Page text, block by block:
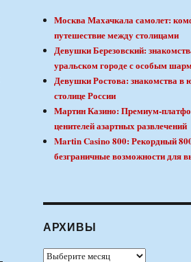
Москва Махачкала самолет:
путешествие между столицами
Девушки Березовский:
уральском городе с особым
Девушки Ростова: знакомства в
столице России
Мартин Казино: Премиум-
ценителей азартных развлечений
Martin Casino 800: Рекордный
безграничные возможности для
АРХИВЫ
Архивы